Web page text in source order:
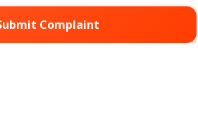
Complaint